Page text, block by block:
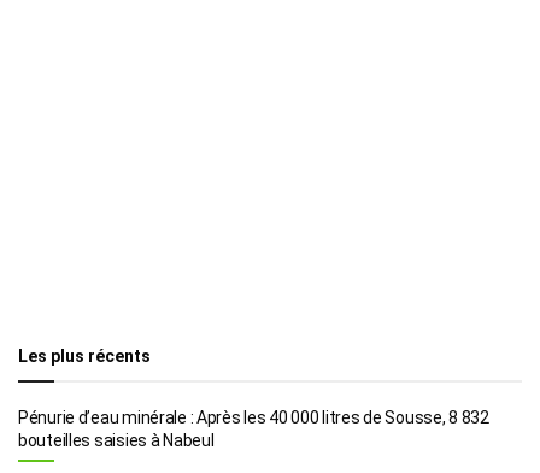
Les plus récents
Pénurie d’eau minérale : Après les 40 000 litres de Sousse, 8 832
bouteilles saisies à Nabeul